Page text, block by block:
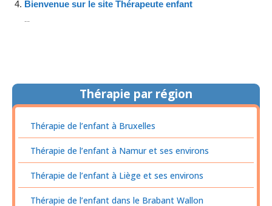
Bienvenue sur le site Thérapeute enfant
Thérapie par région
Thérapie de l’enfant à Bruxelles
Thérapie de l’enfant à Namur et ses environs
Thérapie de l’enfant à Liège et ses environs
Thérapie de l’enfant dans le Brabant Wallon